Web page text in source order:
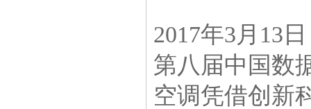
2017年3月13
第八届中国数
空调凭借创新